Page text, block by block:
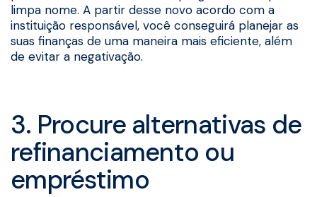
limpa nome. A partir desse novo acordo com a
instituição responsável, você conseguirá planejar as
suas finanças de uma maneira mais eficiente, além
de evitar a negativação.
3. Procure alternativas de
refinanciamento ou
empréstimo